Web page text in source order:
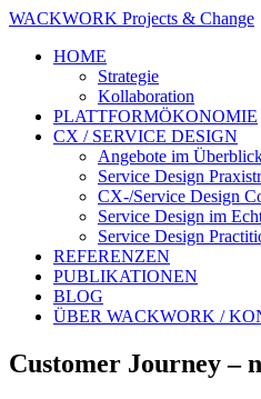
WACKWORK Projects & Change
HOME
Strategie
Kollaboration
PLATTFORMÖKONOMIE
CX / SERVICE DESIGN
Angebote im
Service Design
CX-/Service Design
Service Design im
Service Design
REFERENZEN
PUBLIKATIONEN
BLOG
ÜBER WACKWORK /
Customer Journey –